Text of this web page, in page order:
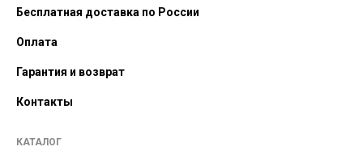
Бесплатная доставка по России
Оплата
Гарантия и возврат
Контакты
КАТАЛОГ